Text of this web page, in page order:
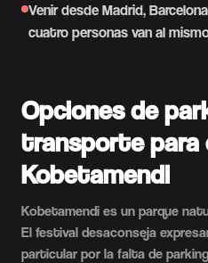
Venir desde Madrid,
cuatro personas van al
Opciones de
transporte para
Kobetamendi
Kobetamendi es un parque
El festival desaconseja
particular por la falta de